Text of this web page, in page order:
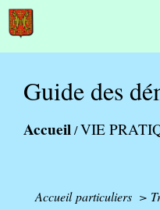
Guide des
Accueil/VIE
Accueil particuliers >